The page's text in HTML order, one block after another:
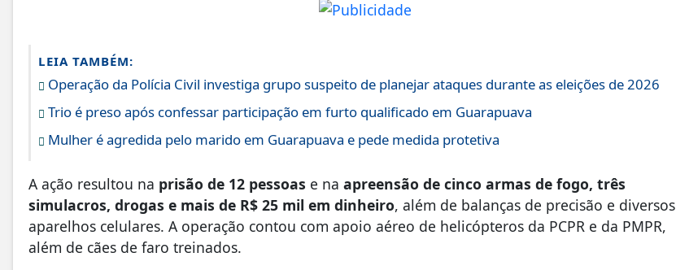
LEIA TAMBÉM:
Operação da Polícia Civil investiga grupo suspeito de planejar ataques durante as eleições de 2026
Trio é preso após confessar participação em furto qualificado em Guarapuava
Mulher é agredida pelo marido em Guarapuava e pede medida protetiva
A ação resultou na prisão de 12 pessoas e na apreensão de cinco armas de fogo, três
simulacros, drogas e mais de R$ 25 mil em dinheiro, além de balanças de precisão e diversos
aparelhos celulares. A operação contou com apoio aéreo de helicópteros da PCPR e da PMPR,
além de cães de faro treinados.